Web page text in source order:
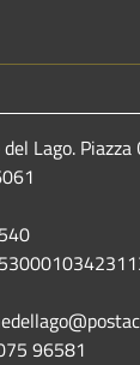
Lago. Piazza
96581